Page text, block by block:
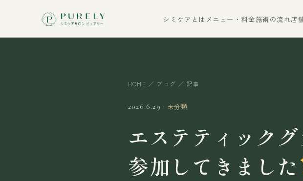
シミケアとは メニュー・料金施術の流れ店
HOME ／ ブログ ／ 記事
2026.6.29 ・ 未分類
エステティック
参加してきました